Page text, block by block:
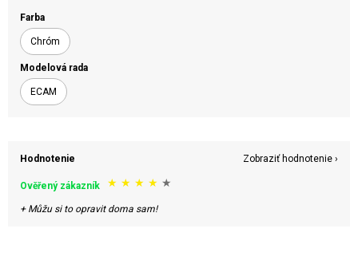
Farba
Chróm
Modelová rada
ECAM
Hodnotenie Zobraziť hodnotenie ›
Ověřený zákazník ★ ★ ★ ★ ★
+ Můžu si to opravit doma sam!